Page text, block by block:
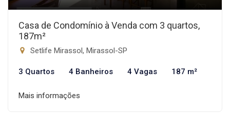
Casa de Condomínio à Venda com 3 quartos,
187m²
Setlife Mirassol, Mirassol-SP
3 Quartos 4 Banheiros 4 Vagas 187 m²
Mais informações